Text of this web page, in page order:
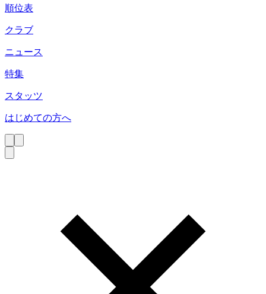
順位表
クラブ
ニュース
特集
スタッツ
はじめての方へ